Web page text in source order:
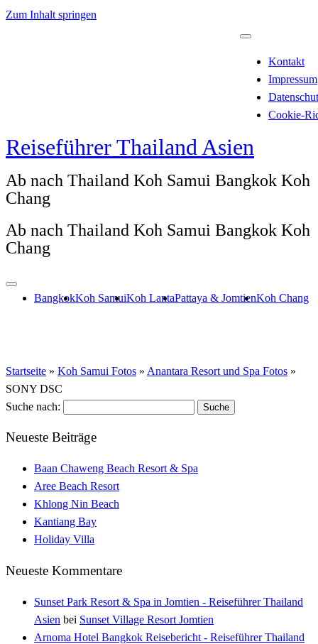
Zum Inhalt springen
Kontakt
Impressum
Cookie-
Reiseführer Thailand Asien
Ab nach Thailand Koh Samui Bangkok Koh
Chang
Ab nach Thailand Koh Samui Bangkok Koh
Chang
BangkokKoh SamuiKoh LantaPattaya & JomtienKoh Chang
Startseite » Koh Samui Fotos » Anantara Resort und Spa Fotos »
SONY DSC
Suche nach:
Neueste Beiträge
Baan Chaweng Beach Resort & Spa
Aree Beach Resort
Khlong Nin Beach
Kantiang Bay
Holiday Villa
Neueste Kommentare
Sunset Park Resort & Spa in Jomtien - Reiseführer Thailand
Asien bei Sunset Village Resort Jomtien
Arnoma Hotel Bangkok Reisebericht - Reiseführer Thailand